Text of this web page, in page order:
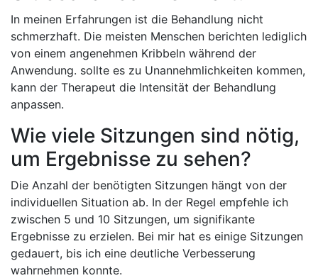
In meinen ⁢Erfahrungen ist die Behandlung ⁢nicht
schmerzhaft. ⁢Die meisten Menschen ⁣berichten lediglich
von einem ⁤angenehmen Kribbeln während der
Anwendung. sollte‌ es zu Unannehmlichkeiten kommen,
kann ⁤der Therapeut die Intensität der‌ Behandlung
anpassen.
Wie viele Sitzungen sind nötig,
um Ergebnisse zu sehen?
Die⁣ Anzahl der benötigten Sitzungen hängt von der
⁤individuellen ‌Situation ab. In ‌der Regel empfehle ⁢ich
‌zwischen 5 und 10 Sitzungen, um⁢ signifikante
Ergebnisse zu ‌erzielen.​ Bei mir hat es einige Sitzungen
gedauert, bis ich eine deutliche Verbesserung
wahrnehmen konnte.